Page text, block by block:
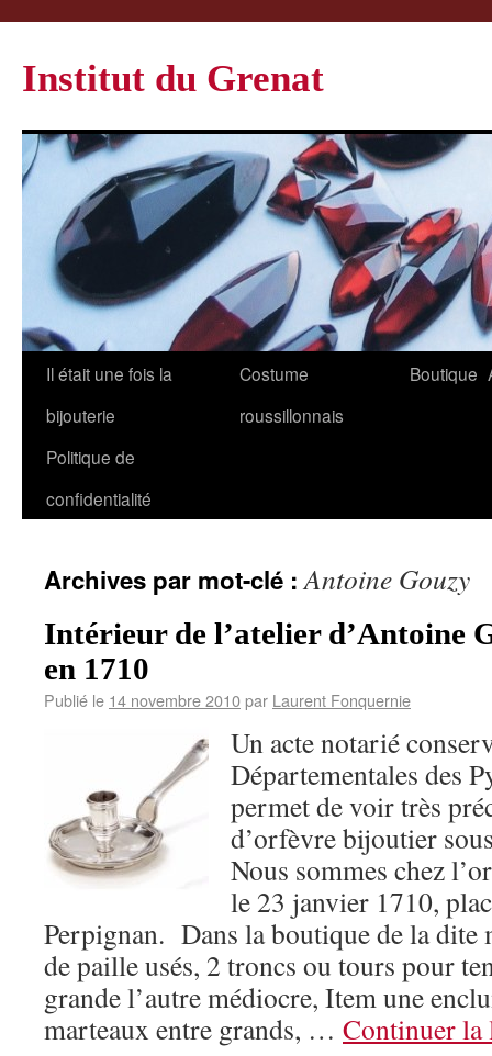
Institut du Grenat
Il était une fois la
bijouterie
Costume
roussillonnais
Boutique
Politique de
confidentialité
Archives par mot-clé :Antoine Gouzy
Intérieur de l’atelier d’Antoine
en 1710
Publié le 14 novembre 2010par Laurent Fonquernie
Un acte notarié
Départementales des
permet de voir très
d’orfèvre bijoutier
Nous sommes chez
le 23 janvier 1710,
Perpignan. Dans la boutique de la
de paille usés, 2 troncs ou tours pour
grande l’autre médiocre, Item une
marteaux entre grands, … Continuer